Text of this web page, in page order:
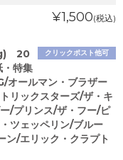
¥1,500(税込)
クリックポスト他可
20
特集
オールマン・ブラザー
リックスターズ/ザ・キ
/プリンス/ザ・フー/ピ
ツェッペリン/ブルー
ン/エリック・クラプト